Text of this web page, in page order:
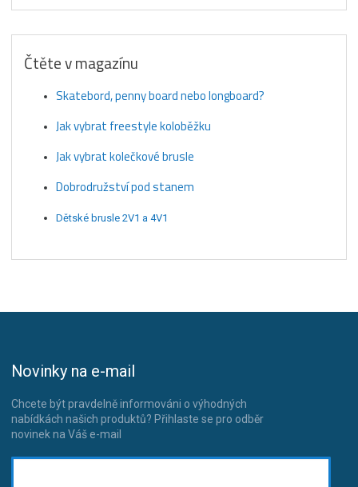
Čtěte v magazínu
Skatebord, penny board nebo longboard?
Jak vybrat freestyle koloběžku
Jak vybrat kolečkové brusle
Dobrodružství pod stanem
Dětské brusle 2V1 a 4V1
Novinky na e-mail
Chcete být pravdelně informováni o výhodných
nabídkách našich produktů? Přihlaste se pro odběr
novinek na Váš e-mail